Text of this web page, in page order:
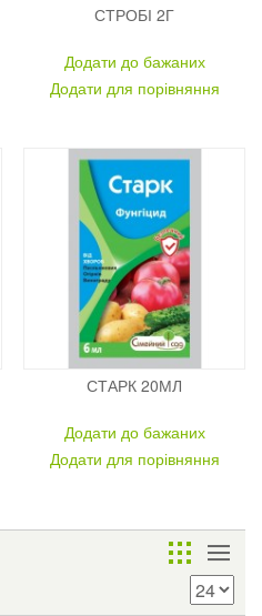
СТРОБІ 2Г
Додати до бажаних
Додати для порівняння
СТАРК 20МЛ
Додати до бажаних
Додати для порівняння